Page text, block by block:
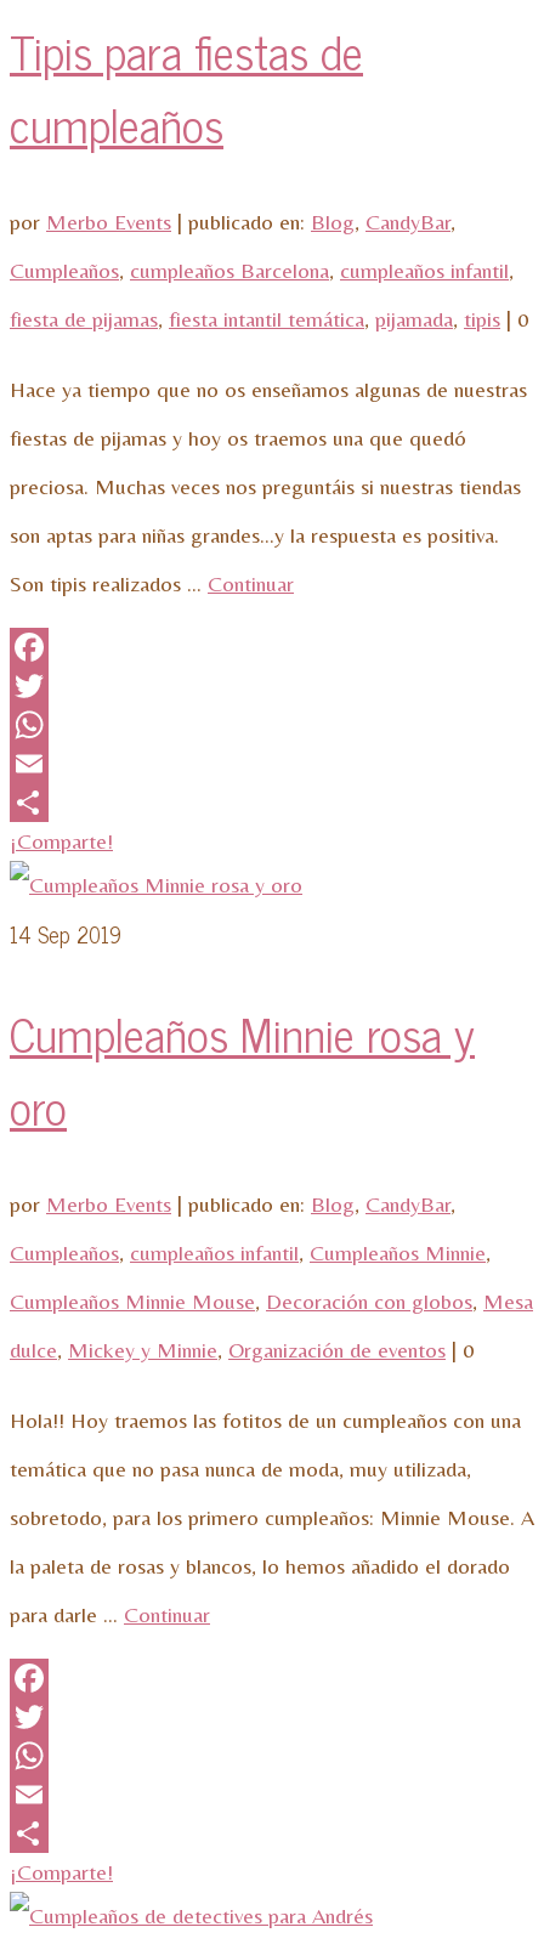
Tipis para fiestas de
cumpleaños
por Merbo Events | publicado en: Blog, CandyBar,
Cumpleaños, cumpleaños Barcelona, cumpleaños infantil,
fiesta de pijamas, fiesta intantil temática, pijamada, tipis | 0
Hace ya tiempo que no os enseñamos algunas de nuestras
fiestas de pijamas y hoy os traemos una que quedó
preciosa. Muchas veces nos preguntáis si nuestras tiendas
son aptas para niñas grandes…y la respuesta es positiva.
Son tipis realizados … Continuar
Facebook
Twitter
WhatsApp
Email
¡Comparte!
14 Sep 2019
Cumpleaños Minnie rosa y
oro
por Merbo Events | publicado en: Blog, CandyBar,
Cumpleaños, cumpleaños infantil, Cumpleaños Minnie,
Cumpleaños Minnie Mouse, Decoración con globos, Mesa
dulce, Mickey y Minnie, Organización de eventos | 0
Hola!! Hoy traemos las fotitos de un cumpleaños con una
temática que no pasa nunca de moda, muy utilizada,
sobretodo, para los primero cumpleaños: Minnie Mouse. A
la paleta de rosas y blancos, lo hemos añadido el dorado
para darle … Continuar
Facebook
Twitter
WhatsApp
Email
¡Comparte!